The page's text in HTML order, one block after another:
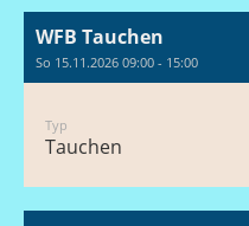
WFB Tauchen
So 15.11.2026 09:00 - 15:00
Typ
Tauchen